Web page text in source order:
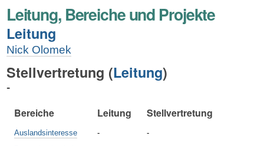
Leitung, Bereiche und Projekte
Leitung
Nick Olomek
Stellvertretung (Leitung)
-
Bereiche Leitung Stellvertretung
Auslandsinteresse - -